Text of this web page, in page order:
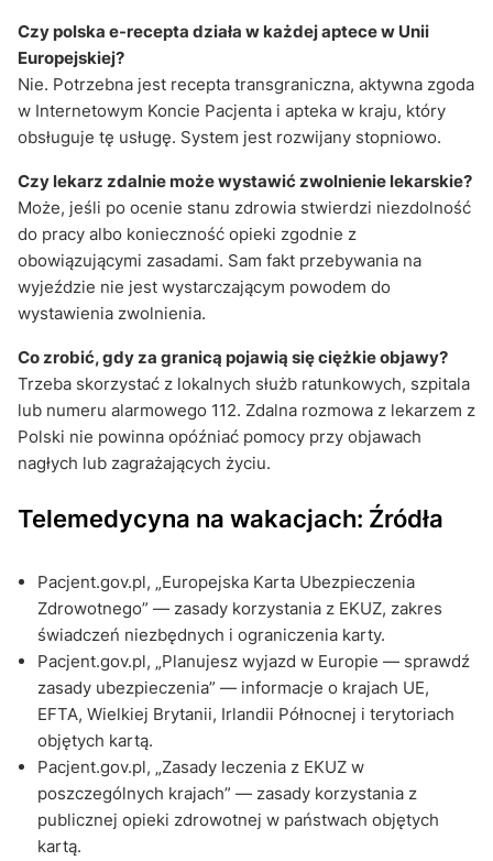
Czy polska e-recepta działa w każdej aptece w Unii
Europejskiej?
Nie. Potrzebna jest recepta transgraniczna, aktywna zgoda
w Internetowym Koncie Pacjenta i apteka w kraju, który
obsługuje tę usługę. System jest rozwijany stopniowo.
Czy lekarz zdalnie może wystawić zwolnienie lekarskie?
Może, jeśli po ocenie stanu zdrowia stwierdzi niezdolność
do pracy albo konieczność opieki zgodnie z
obowiązującymi zasadami. Sam fakt przebywania na
wyjeździe nie jest wystarczającym powodem do
wystawienia zwolnienia.
Co zrobić, gdy za granicą pojawią się ciężkie objawy?
Trzeba skorzystać z lokalnych służb ratunkowych, szpitala
lub numeru alarmowego 112. Zdalna rozmowa z lekarzem z
Polski nie powinna opóźniać pomocy przy objawach
nagłych lub zagrażających życiu.
Telemedycyna na wakacjach: Źródła
Pacjent.gov.pl, „Europejska Karta Ubezpieczenia
Zdrowotnego” — zasady korzystania z EKUZ, zakres
świadczeń niezbędnych i ograniczenia karty.
Pacjent.gov.pl, „Planujesz wyjazd w Europie — sprawdź
zasady ubezpieczenia” — informacje o krajach UE,
EFTA, Wielkiej Brytanii, Irlandii Północnej i terytoriach
objętych kartą.
Pacjent.gov.pl, „Zasady leczenia z EKUZ w
poszczególnych krajach” — zasady korzystania z
publicznej opieki zdrowotnej w państwach objętych
kartą.